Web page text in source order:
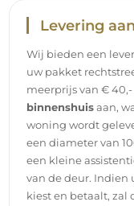
Levering
Wij bieden een
uw pakket
meerprijs van €
binnenshuisaan,
woning wordt
een diameter van
een kleine
van de deur. Indien
kiest en betaalt, zal